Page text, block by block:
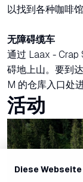
Diese
以找到各种咖啡
无障碍缆车
通过 Laax - Crap
碍地上山。要到
M 的仓库入口处
活动